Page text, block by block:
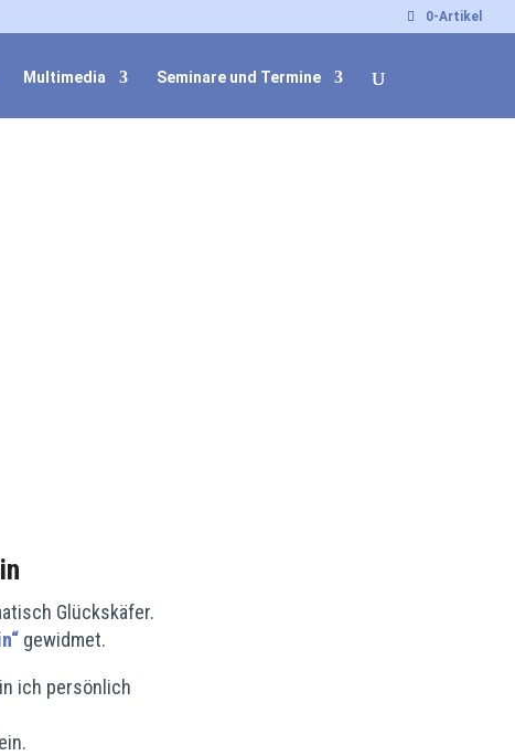
0-Artikel
Multimedia Seminare und Termine
Glückskäfer.
gewidmet.
ich persönlich